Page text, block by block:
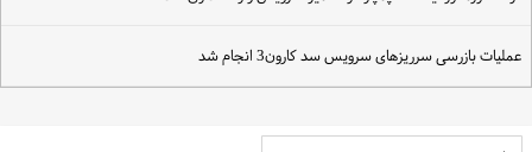
عملیات بازرسی سرریزهای سرویس سد کارون3 انجام شد